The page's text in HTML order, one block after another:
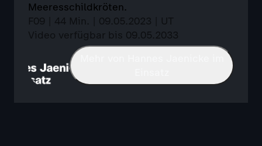
Meeresschildkröten.
F09 | 44 Min. | 09.05.2023 | UT
Video verfügbar bis 09.05.2033